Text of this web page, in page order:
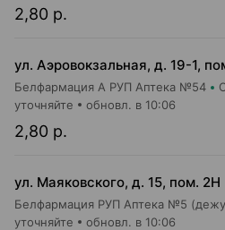
2,80 р.
Белфармация А РУП Аптека №54
2,80 р.
уточняйте обновл. в 10:06
ул. Маяковского, д. 15, пом. 2Н
Белфармация РУП Аптека №5
уточняйте обновл. в 10:06